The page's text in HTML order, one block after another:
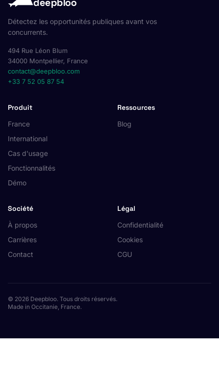
Détectez les opportunités publiques avant vos
concurrents.
494 Rue Léon Blum
34000 Montpellier, France
contact@deepbloo.com
+33 7 52 05 87 54
Produit
France
International
Cas d'usage
Fonctionnalités
Démo
Ressources
Blog
Société
À propos
Carrières
Contact
Légal
Confidentialité
Cookies
CGU
© 2026 Deepbloo. Tous droits réservés.
Made in Occitanie, France.